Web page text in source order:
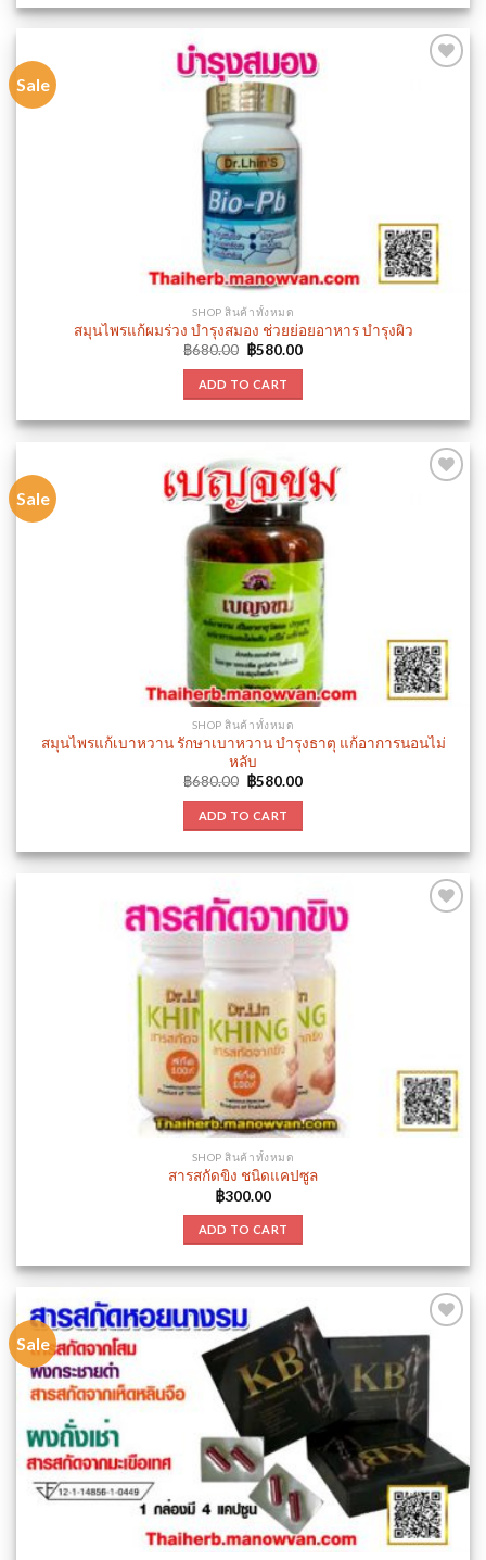
Sale
SHOP สินค้าทั้งหมด
สมุนไพรแก้ผมร่วง บำรุงสมอง ช่วยย่อยอาหาร บำรุงผิว
฿680.00 Original
price
was:
฿680.00.
฿580.00Current
ADD TO CART
Sale
SHOP สินค้าทั้งหมด
สมุนไพรแก้เบาหวาน รักษาเบาหวาน บำรุงธาตุ แก้อาการนอนไม่
หลับ
฿680.00 Original
price
was:
฿680.00.
฿580.00Current
ADD TO CART
SHOP สินค้าทั้งหมด
สารสกัดขิง ชนิดแคปซูล
฿300.00
ADD TO CART
Sale
wishlist